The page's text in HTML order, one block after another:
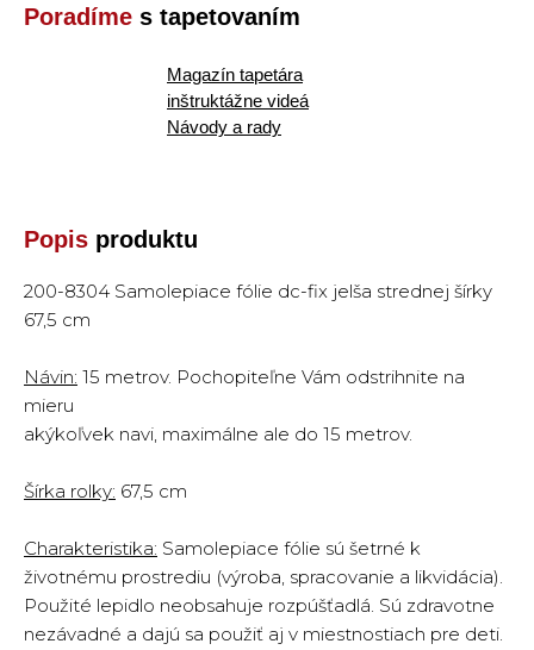
Poradíme s tapetovaním
Magazín tapetára
inštruktážne videá
Návody a rady
Popis produktu
200-8304 Samolepiace fólie dc-fix jelša strednej šírky
67,5 cm
Návin: 15 metrov. Pochopiteľne Vám odstrihnite na
mieru
akýkoľvek navi, maximálne ale do 15 metrov.
Šírka rolky: 67,5 cm
Charakteristika: Samolepiace fólie sú šetrné k
životnému prostrediu (výroba, spracovanie a likvidácia).
Použité lepidlo neobsahuje rozpúšťadlá. Sú zdravotne
nezávadné a dajú sa použiť aj v miestnostiach pre deti.